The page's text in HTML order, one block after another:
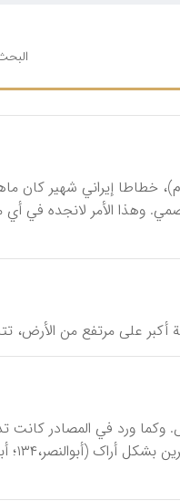
أَرْغوْنُ الْکامِليّ، أرغون بن عبدالله (کان حیاً في
وهذا الأمر لانجده في
علی مرتفع من الأرض،